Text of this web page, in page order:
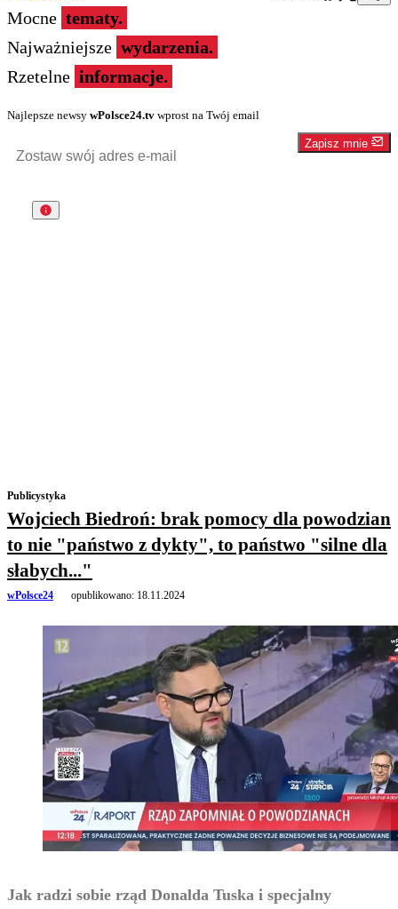
Mocne tematy.
Najważniejsze wydarzenia.
Rzetelne informacje.
Najlepsze newsy wPolsce24.tv wprost na Twój email
Zapisz mnie
Publicystyka
Wojciech Biedroń: brak pomocy dla powodzian
to nie "państwo z dykty", to państwo "silne dla
słabych..."
wPolsce24 opublikowano: 18.11.2024
Jak radzi sobie rząd Donalda Tuska i specjalny